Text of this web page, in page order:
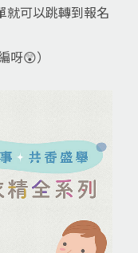
就可以跳轉到報名
呀😲）